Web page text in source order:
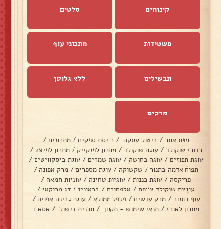
קינוחים סלטים
פשטידות מתכוני עוף
תבשילים ללא גלוטן
מרקים
מפת אתר / ביטול עסקה / כניסת ספקים / מתכונים /
כדורי שוקולד / עוגת שוקולד / מתכון לפנקייק / מתכון לפיצה /
עוגת תפוזים / עוגה בחושה / עוגת שמרים / עוגת ביסקוויטים /
תפוח אדמה בתנור / שקשוקה / עוגת מספרים / מרק אפונה /
פריקסה / עוגת בננות / עוגיות טחינה / עוגיות חמאה /
עוגיות שוקולד צ׳יפס / אלפחורס / בראוניז / דג מרוקאי /
עוף בתנור / מרק עדשים / פלפל ממולא / עוגת גבינה אפויה /
מתכון לאורז / תנאי שימוש - תקנון / תכנית בישול / אסאדו